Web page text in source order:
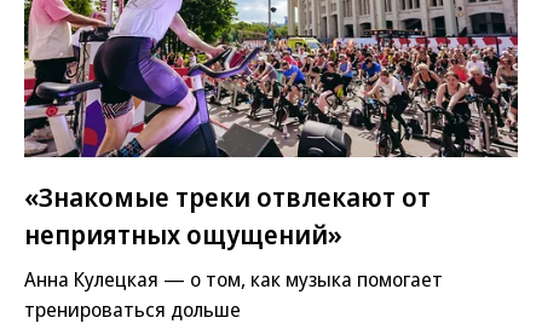
«Знакомые треки отвлекают от
неприятных ощущений»
Анна Кулецкая — о том, как музыка помогает
тренироваться дольше